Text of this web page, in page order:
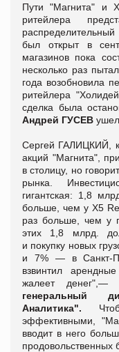
Пути "Магнита" и
ритейлера
был открыт в
магазинов пока
несколько раз
года возобновила
ритейлера
сделка была
Андрей ГУСЕВ ушел
Сергей ГАЛИЦКИЙ,
акций "Магнита",
в столицу, но
рынка.
гигантская: 1,8
больше, чем у X5
раз больше, чем у
этих 1,8 млрд.
и покупку новых
и 7% — в Санкт-
взвинтил
жалеет денег",—
генеральный
Аналитика".
эффективными,
вводит в него
продовольственных